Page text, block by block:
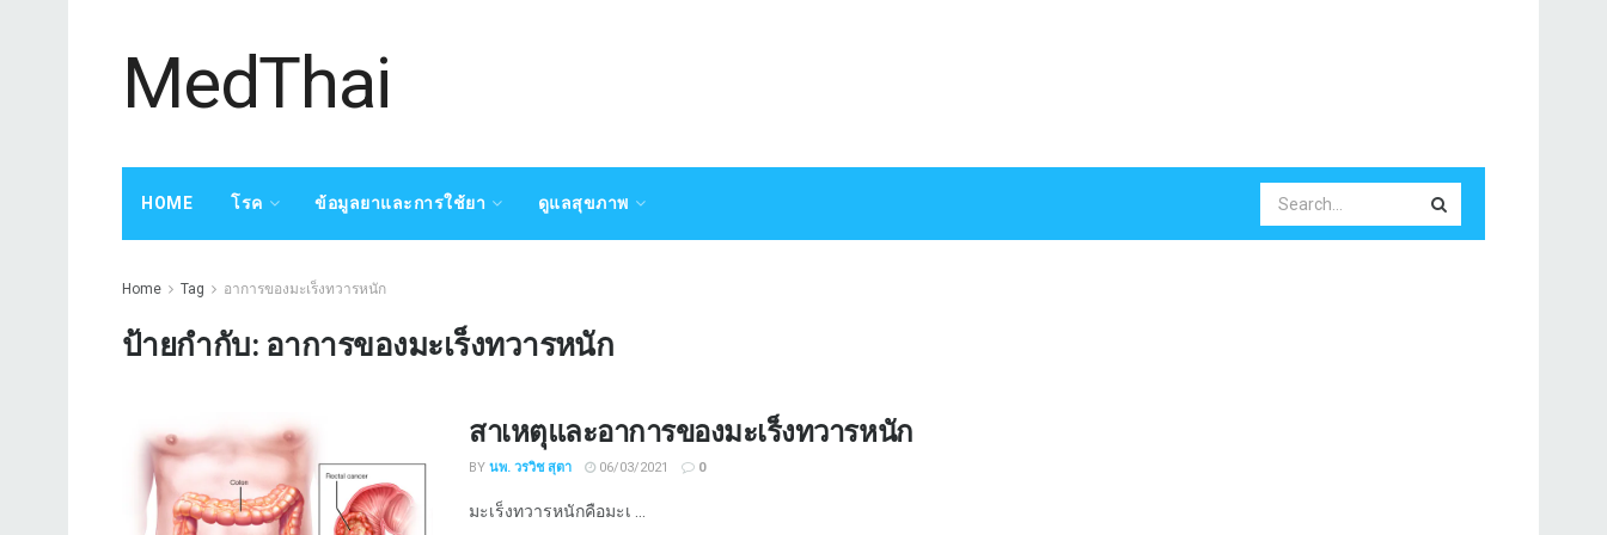
MedThai
HOME โรค ข้อมูลยาและการใช้ยา ดูแลสุขภาพ
Home Tag อาการของมะเร็งทวารหนัก
ป้ายกำกับ: อาการของมะเร็งทวารหนัก
สาเหตุและอาการของมะเร็งทวารหนัก
BY นพ. วรวิช สุตา 06/03/2021 0
มะเร็งทวารหนักคือมะเ ...